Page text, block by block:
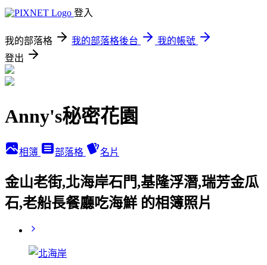
登入
我的部落格 我的部落格後台
我的帳號
登出
Anny's秘密花園
相簿 部落格 名片
金山老街,北海岸石門,基隆浮潛,瑞芳金瓜
石,老船長餐廳吃海鮮 的相簿照片